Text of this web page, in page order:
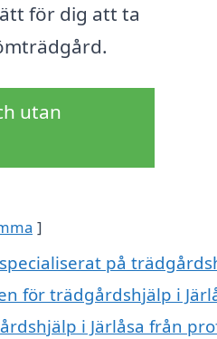
för dig att ta
utan
på
för trädgårdshjälp i
i Järlåsa från